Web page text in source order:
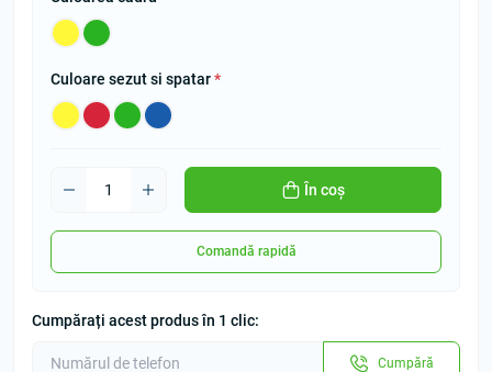
Culoare sezut si spatar*
În coș
Comandă rapidă
Cumpărați acest produs în 1 clic:
Cumpără